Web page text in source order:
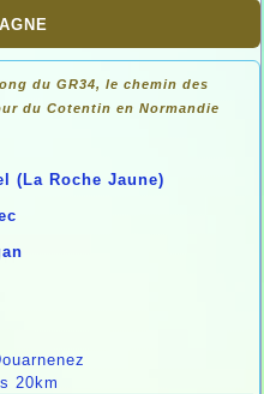
du GR34, le chemin des
du Cotentin en Normandie
(La Roche Jaune)
20km